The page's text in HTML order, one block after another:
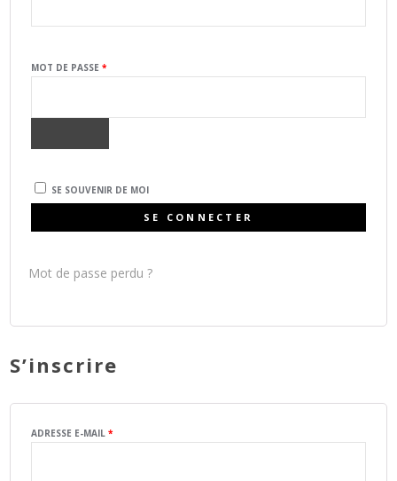
MOT DE PASSE*OBLIGATOIRE
SE SOUVENIR DE MOI
SE CONNECTER
Mot de passe perdu ?
S’inscrire
ADRESSE E-MAIL*OBLIGATOIRE